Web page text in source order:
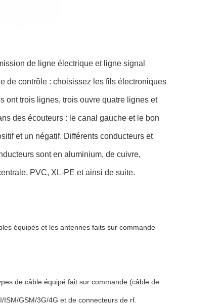
de ligne électrique et ligne signal
de contrôle : choisissez les fils électroniques
ont trois lignes, trois ouvre quatre lignes et
des écouteurs : le canal gauche et le bon
et un négatif. Différents conducteurs et
sont en aluminium, de cuivre,
PVC, XL-PE et ainsi de suite.
équipés et les antennes faits sur commande
de câble équipé fait sur commande (câble de
GSM/3G/4G et de connecteurs de rf.